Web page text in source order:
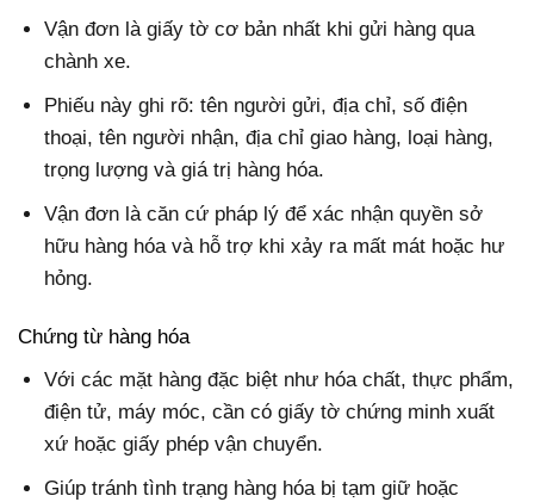
Vận đơn là giấy tờ cơ bản nhất khi gửi hàng qua
chành xe.
Phiếu này ghi rõ: tên người gửi, địa chỉ, số điện
thoại, tên người nhận, địa chỉ giao hàng, loại hàng,
trọng lượng và giá trị hàng hóa.
Vận đơn là căn cứ pháp lý để xác nhận quyền sở
hữu hàng hóa và hỗ trợ khi xảy ra mất mát hoặc hư
hỏng.
Chứng từ hàng hóa
Với các mặt hàng đặc biệt như hóa chất, thực phẩm,
điện tử, máy móc, cần có giấy tờ chứng minh xuất
xứ hoặc giấy phép vận chuyển.
Giúp tránh tình trạng hàng hóa bị tạm giữ hoặc